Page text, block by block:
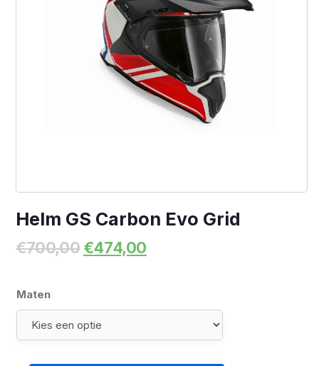
Helm GS Carbon Evo Grid
€700,00 Oorspronkelijke
prijs
€474,00
prijs
Maten